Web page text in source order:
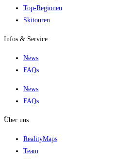
Top-Regionen
Skitouren
Infos & Service
News
FAQs
News
FAQs
Über uns
RealityMaps
Team